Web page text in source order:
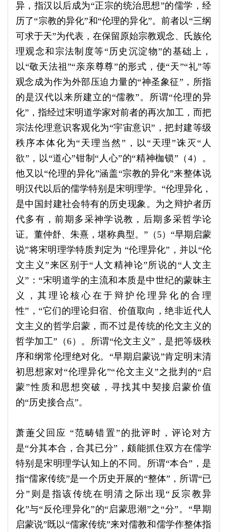
异，指汉以后成为“正宗的统治思想”的儒学，经
历了“宗教的异化”和“伦理的异化”。前者以“三纲
可求于天”为代表，在保留原始宗教观念、氏族伦
理观念和宗法制度等“历史沉淀物”的基础上，
以“敬天法祖”“亲亲尊尊”的形式，使“天”“礼”等
观念成为作为外部压迫力量的“神圣象征”，所指
的是汉代以来所建立的“儒教”。所谓“伦理的异
化”，指经过宋明道学家对前者的再次加工，而把
宗法伦理意识客观化为“宇宙意识”，把封建等级
秩序本体化为“天理当然”，以“天理”诛灭“人
欲”，以“道心”钳制“人心”的“精神枷锁”（4）。
他又以“伦理的异化”涵盖“宗教的异化”来整体说
明汉代以后的儒学特别是宋明理学。“伦理异化，
是中国封建社会特有的历史现象。为之辩护者历
代多有，前期多采神学说教，后期多采哲学论
证。董仲舒、朱熹，堪称典型。”（5）“早期启蒙
说”将宋明理学特质判定为 “伦理异化”，并以“伦
文主义”来区别于“人文精神论”所说的“人文主
义”：“宋明道学的主流和本质是中世纪的蒙昧主
义，其理论核心在于辩护伦理异化的合理
性”，“它们的理论归宿、价值取向，绝非近代人
文主义的哲学启蒙，而不过是传统的伦文主义的
哲学加工”（6）。所谓“伦文主义”，是把等级秩
序和纲常伦理绝对化。“早期启蒙说”肯定明末清
初思想家对“伦理异化”“伦文主义”之批判的“启
蒙”性质和思想突破，寻找其中契接启蒙价值
的“历史接合点”。
萧萐父回应 “范畴错置”的批评时，评论对方
是“分其本合，合其已分”，颇能抓住双方在儒学
特别是宋明理学认知上的不同。所谓“本合”，是
指“儒家传统”是一个历史开展的“整体”，所谓“已
分”则是指该传统在明清之际出现“反宗教异
化”与“反伦理异化”的“启蒙思潮”之“分”。“早期
启蒙说”既以“儒家传统”来对儒教和儒学作整体指